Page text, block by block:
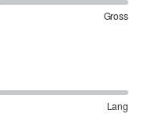
Gross
Lang